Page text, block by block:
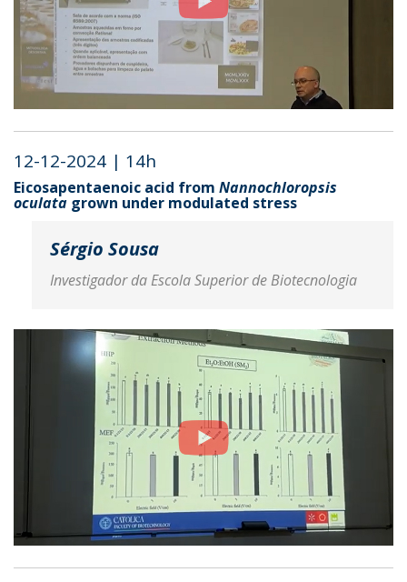
12-12-2024 | 14h
Eicosapentaenoic acid from Nannochloropsis
oculata grown under modulated stress
Sérgio Sousa
Investigador da Escola Superior de Biotecnologia